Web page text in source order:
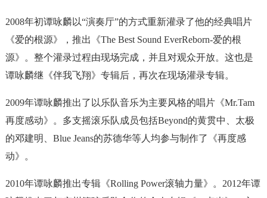
2008年初谭咏麟以“演奏厅”的方式重新灌录了他的经典唱片
《爱的根源》，推出《The Best Sound EverReborn-爱的根
源》。整个灌录过程由现场完成，并且对观众开放。这也是
谭咏麟继《伴我飞翔》专辑后，再次在现场灌录专辑。
2009年谭咏麟推出了以乐队音乐为主要风格的唱片《Mr.Tam
再度感动》。多支摇滚乐队成员包括Beyond的黄贯中、太极
的邓建明、Blue Jeans的苏德华等人均参与制作了《再度感
动》。
2010年谭咏麟推出专辑《Rolling Power滚轴力量》。2012年谭